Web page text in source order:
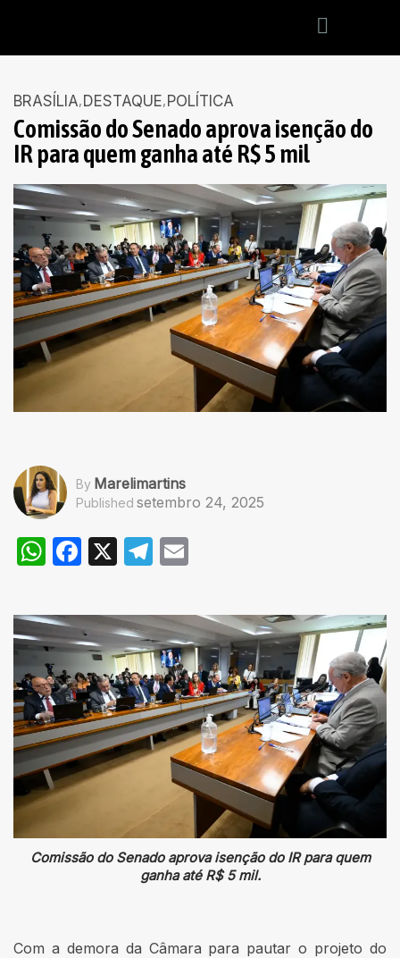
BRASÍLIA DESTAQUE POLÍTICA
Comissão do Senado aprova isenção do
IR para quem ganha até R$ 5 mil
By Marelimartins
Published setembro 24, 2025
WhatsApp
Facebook
X Telegram
Comissão do Senado aprova isenção do IR para quem
ganha até R$ 5 mil.
Com a demora da Câmara para pautar o projeto do